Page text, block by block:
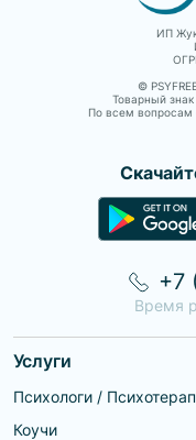
ИП
©
Товарный
По всем вопросам
Услуги
Психологи /
Коучи
+7
Время